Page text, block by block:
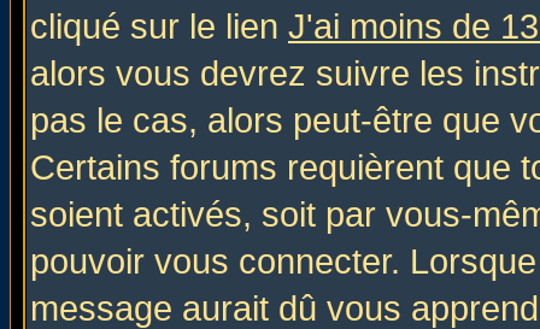
cliqué sur le lien J'ai moins de
alors vous devrez suivre les
pas le cas, alors peut-être que
Certains forums requièrent que
soient activés, soit par vous-
pouvoir vous connecter.
message aurait dû vous